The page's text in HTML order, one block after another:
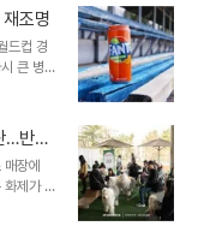
하는 방
플라스
열할 경
는 점을
직접적
조명
드컵 경
큰 병에
은 음료
에 대한
확산되
에 나섰
과정 중
장에서
…반려
장에
화제가 되
일부 고